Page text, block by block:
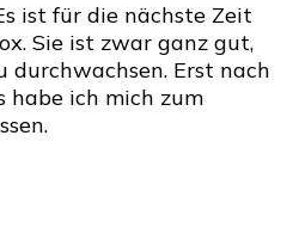
Galabox
Endlich
Sommer
ist für die nächste Zeit
Sie ist zwar ganz gut,
durchwachsen. Erst nach
habe ich mich zum